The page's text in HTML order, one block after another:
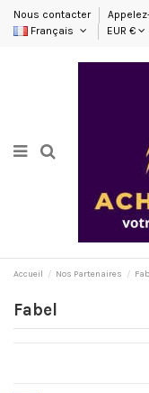
Nous contacter
Français
EUR €
Accueil Nos Partenaires
Fabel